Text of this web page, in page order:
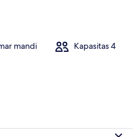
mandi Kapasitas 4